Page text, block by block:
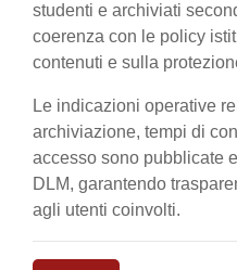
studenti e archiviati
coerenza con le policy
contenuti e sulla
Le indicazioni operative
archiviazione, tempi di
accesso sono pubblicate
DLM, garantendo
agli utenti coinvolti.